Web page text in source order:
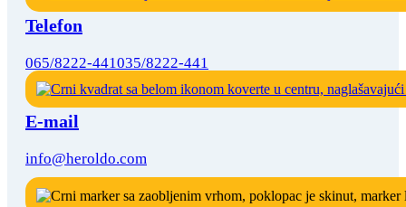
Telefon
065/8222-441035/8222-441
E-mail
info@heroldo.com